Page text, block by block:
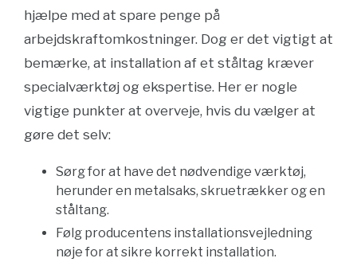
hjælpe med at spare penge på
arbejdskraftomkostninger. Dog er det vigtigt at
bemærke, at installation af et ståltag kræver
specialværktøj og ekspertise. Her er nogle
vigtige punkter at overveje, hvis du vælger at
gøre det selv:
Sørg for at have det nødvendige værktøj,
herunder en metalsaks, skruetrækker og en
ståltang.
Følg producentens installationsvejledning
nøje for at sikre korrekt installation.